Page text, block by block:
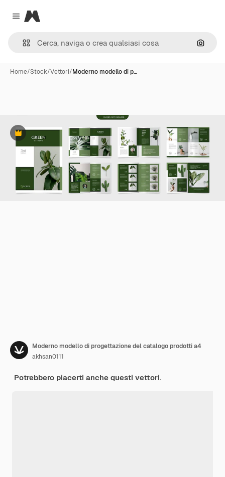
Close menu
Magnific
Cerca
Home/Stock/Vettori/Moderno modello di p…
Premium
Moderno modello di progettazione del catalogo prodotti a4
akhsan0111
Potrebbero piacerti anche questi vettori.